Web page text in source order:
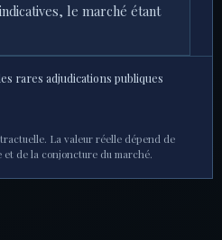
le marché étant
rares adjudications publiques
La valeur réelle dépend de
de la conjoncture du marché.